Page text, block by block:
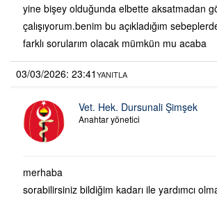
yine bişey olduğunda elbette aksatmadan
çalışıyorum.benim bu açıkladığım
farklı sorularım olacak mümkün mu acaba
03/03/2026: 23:41YANITLA
Vet. Hek. Dursunali Şimşek
Anahtar yönetici
merhaba
sorabilirsiniz bildiğim kadarı ile yardımcı